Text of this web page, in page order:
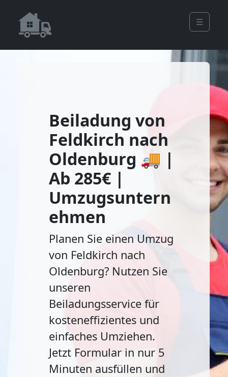
☰
Beiladung von
Feldkirch nach
Oldenburg 🚚 |
Ab 285€ |
Umzugsuntern
ehmen
Planen Sie einen Umzug
von Feldkirch nach
Oldenburg? Nutzen Sie
unseren
Beiladungsservice für
kosteneffizientes und
einfaches Umziehen.
Jetzt Formular in nur 5
Minuten ausfüllen und